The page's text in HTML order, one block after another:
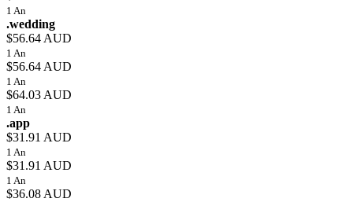
1 An
.wedding
$56.64 AUD
1 An
$56.64 AUD
1 An
$64.03 AUD
1 An
.app
$31.91 AUD
1 An
$31.91 AUD
1 An
$36.08 AUD